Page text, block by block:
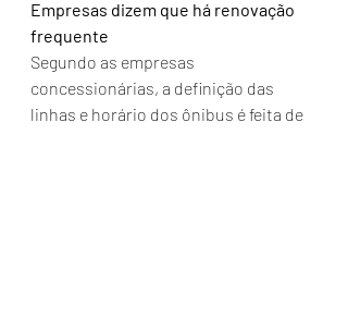
Empresas dizem que há renovação
frequente
Segundo as empresas
concessionárias, a definição das
linhas e horário dos ônibus é feita de